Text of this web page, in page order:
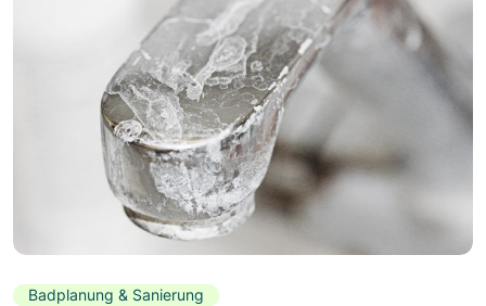
Badplanung & Sanierung